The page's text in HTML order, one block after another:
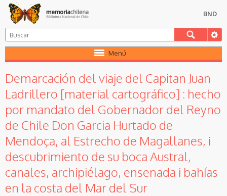
BND
Menú
Demarcación del viaje del Capitan Juan
Ladrillero [material cartográfico] : hecho
por mandato del Gobernador del Reyno
de Chile Don Garcia Hurtado de
Mendoça, al Estrecho de Magallanes, i
descubrimiento de su boca Austral,
canales, archipiélago, ensenada i bahías
en la costa del Mar del Sur